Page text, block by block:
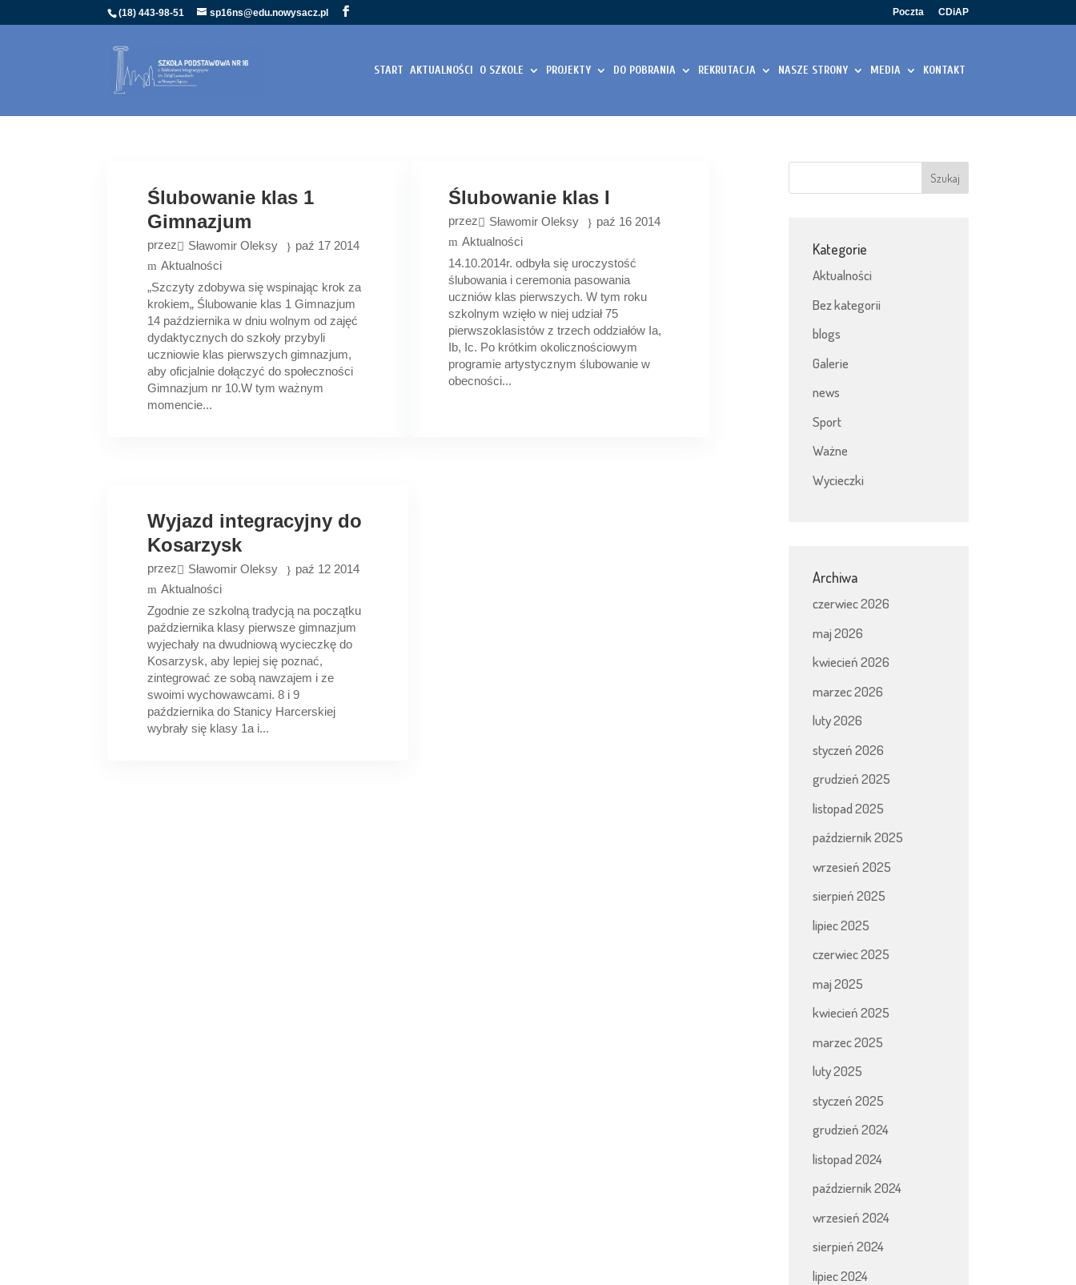
(18) 443-98-51 sp16ns@edu.nowysacz.pl Poczta CDiAP
START AKTUALNOŚCI O SZKOLE PROJEKTY DO POBRANIA REKRUTACJA NASZE STRONY MEDIA KONTAKT
Ślubowanie klas 1
Gimnazjum
przez Sławomir Oleksy
paź 17 2014
Aktualności
„Szczyty zdobywa się wspinając krok za
krokiem„ Ślubowanie klas 1 Gimnazjum
14 października w dniu wolnym od zajęć
dydaktycznych do szkoły przybyli
uczniowie klas pierwszych gimnazjum,
aby oficjalnie dołączyć do społeczności
Gimnazjum nr 10.W tym ważnym
momencie...
Ślubowanie klas I
przez Sławomir Oleksy
paź 16 2014
Aktualności
14.10.2014r. odbyła się uroczystość
ślubowania i ceremonia pasowania
uczniów klas pierwszych. W tym roku
szkolnym wzięło w niej udział 75
pierwszoklasistów z trzech oddziałów Ia,
Ib, Ic. Po krótkim okolicznościowym
programie artystycznym ślubowanie w
obecności...
Wyjazd integracyjny do
Kosarzysk
przez Sławomir Oleksy
paź 12 2014
Aktualności
Zgodnie ze szkolną tradycją na początku
października klasy pierwsze gimnazjum
wyjechały na dwudniową wycieczkę do
Kosarzysk, aby lepiej się poznać,
zintegrować ze sobą nawzajem i ze
swoimi wychowawcami. 8 i 9
października do Stanicy Harcerskiej
wybrały się klasy 1a i...
Kategorie
Aktualności
Bez kategorii
blogs
Galerie
news
Sport
Ważne
Wycieczki
Archiwa
czerwiec 2026
maj 2026
kwiecień 2026
marzec 2026
luty 2026
styczeń 2026
grudzień 2025
listopad 2025
październik 2025
wrzesień 2025
sierpień 2025
lipiec 2025
czerwiec 2025
maj 2025
kwiecień 2025
marzec 2025
luty 2025
styczeń 2025
grudzień 2024
listopad 2024
październik 2024
wrzesień 2024
sierpień 2024
lipiec 2024